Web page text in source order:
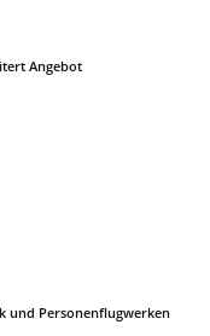
Angebot
und Personenflugwerken